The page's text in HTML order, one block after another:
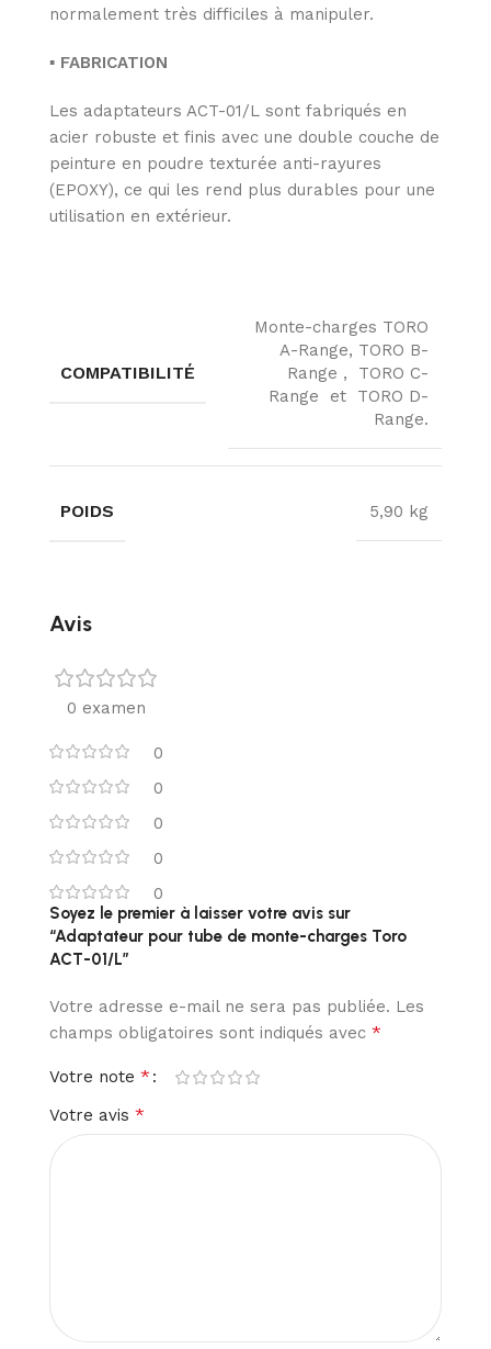
normalement très difficiles à manipuler.
▪ FABRICATION
Les adaptateurs ACT-01/L sont fabriqués en
acier robuste et finis avec une double couche de
peinture en poudre texturée anti-rayures
(EPOXY), ce qui les rend plus durables pour une
utilisation en extérieur.
COMPATIBILITÉ
Monte-charges TORO
A-Range, TORO B-
Range , TORO C-
Range et TORO D-
Range.
POIDS 5,90 kg
Avis
0 examen
0
0
0
0
0
Soyez le premier à laisser votre avis sur
“Adaptateur pour tube de monte-charges Toro
ACT-01/L”
Votre adresse e-mail ne sera pas publiée. Les
champs obligatoires sont indiqués avec *
Votre note *
Votre avis *